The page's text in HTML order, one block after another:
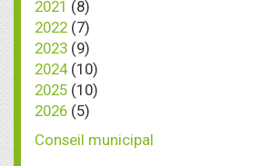
2021 (8)
2022 (7)
2023 (9)
2024(10)
2025 (10)
2026 (5)
Conseil municipal